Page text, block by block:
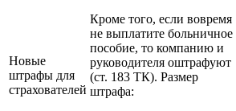
Новые
штрафы для
страхователей
Кроме того, если вовремя
не выплатите больничное
пособие, то компанию и
руководителя оштрафуют
(ст. 183 ТК). Размер
штрафа: